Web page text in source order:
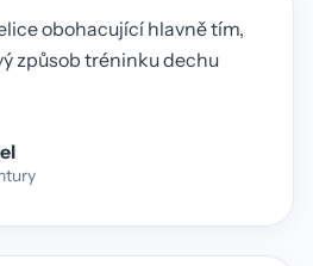
obohacující hlavně tím,
způsob tréninku dechu